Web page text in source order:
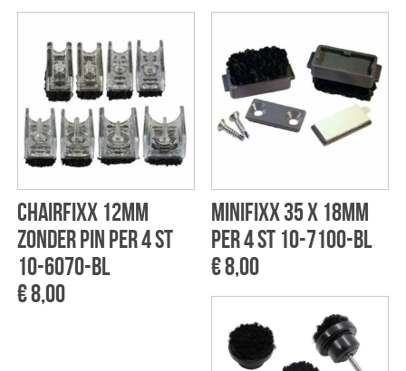
Chairfixx 12mm
Zonder pin per 4 st
10-6070-BL
€ 8,00
Minifixx 35 x 18mm
per 4 st 10-7100-BL
€ 8,00